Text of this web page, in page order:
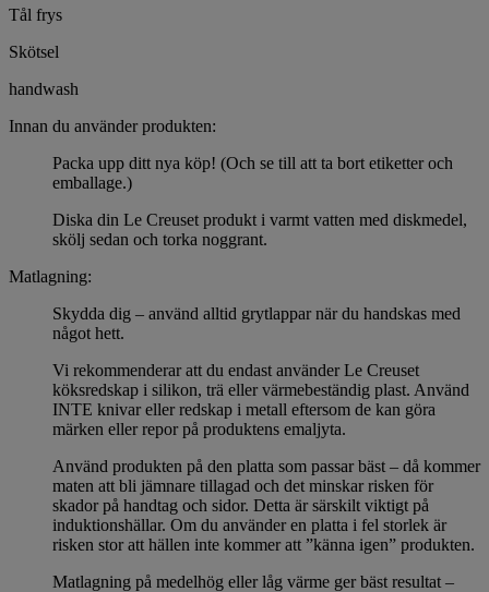
Tål frys
Skötsel
handwash
Innan du använder produkten:
Packa upp ditt nya köp! (Och se till att ta bort etiketter och
emballage.)
Diska din Le Creuset produkt i varmt vatten med diskmedel,
skölj sedan och torka noggrant.
Matlagning:
Skydda dig – använd alltid grytlappar när du handskas med
något hett.
Vi rekommenderar att du endast använder Le Creuset
köksredskap i silikon, trä eller värmebeständig plast. Använd
INTE knivar eller redskap i metall eftersom de kan göra
märken eller repor på produktens emaljyta.
Använd produkten på den platta som passar bäst – då kommer
maten att bli jämnare tillagad och det minskar risken för
skador på handtag och sidor. Detta är särskilt viktigt på
induktionshällar. Om du använder en platta i fel storlek är
risken stor att hällen inte kommer att ”känna igen” produkten.
Matlagning på medelhög eller låg värme ger bäst resultat –